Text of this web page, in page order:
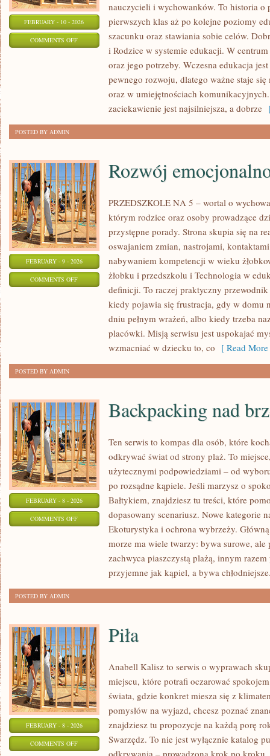
FEBRUARY - 10 - 2026
COMMENTS OFFON
PSYCHICZNE
nauczycieli i wychowanków. To historia o
pierwszych klas aż po kolejne poziomy
szacunku oraz stawiania sobie celów.
i Rodzice w systemie edukacji. W
oraz jego potrzeby. Wczesna edukacja
pewnego rozwoju, dlatego ważne staje
oraz w umiejętnościach
zaciekawienie jest najsilniejsza, a dobrze
POSTED BY ADMIN
FEBRUARY - 9 - 2026
COMMENTS OFFON
EMOCJONALNO-
SPOŁECZNY
Rozwój
PRZEDSZKOLE NA 5 – wortal o
którym rodzice oraz osoby prowadzące
przystępne porady. Strona skupia się na
oswajaniem zmian, nastrojami,
nabywaniem kompetencji w wieku
żłobku i przedszkolu i Technologia w
definicji. To raczej praktyczny
kiedy pojawia się frustracja, gdy w domu
dniu pełnym wrażeń, albo kiedy trzeba
placówki. Misją serwisu jest uspokajać
wzmacniać w dziecku to, co [ Read
POSTED BY ADMIN
FEBRUARY - 8 - 2026
COMMENTS OFFON
BACKPACKING
Backpacking nad
Ten serwis to kompas dla osób, które
odkrywać świat od strony plaż. To
użytecznymi podpowiedziami – od
po rozsądne kąpiele. Jeśli marzysz o
Bałtykiem, znajdziesz tu treści, które
dopasowany scenariusz. Nowe kategorie
Ekoturystyka i ochrona wybrzeży.
morze ma wiele twarzy: bywa surowe, ale
zachwyca piaszczystą plażą, innym
przyjemne jak kąpiel, a bywa
POSTED BY ADMIN
FEBRUARY - 8 - 2026
COMMENTS OFFON
Piła
Anabell Kalisz to serwis o wyprawach
miejscu, które potrafi oczarować
świata, gdzie konkret miesza się z
pomysłów na wyjazd, chcesz poznać
znajdziesz tu propozycje na każdą porę
Swarzędz. To nie jest wyłącznie katalog
odkrywania – prowadzona krok po